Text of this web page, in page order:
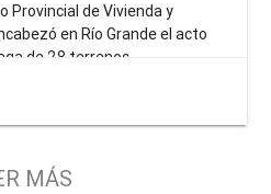
Provincial de Vivienda y
en Río Grande el acto
de 28 terrenos
especial anunciada por
la cual tiene como
habitacional a docentes,
MÁS